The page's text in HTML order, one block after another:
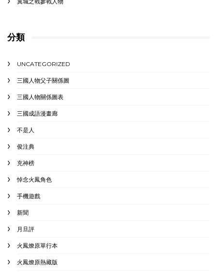
分類
UNCATEGORIZED
三國人物父子關係圖
三國人物關係圖表
三國成語漫畫廊
不是人
俊注典
充神榜
悼念火鳳角色
手機遊戲
新聞
月旦評
火鳳燎原單行本
火鳳燎原熱藏版